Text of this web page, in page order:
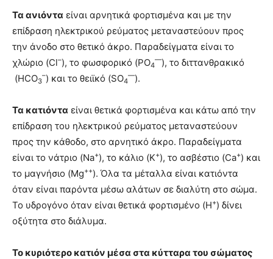
Τα ανιόντα είναι αρνητικά φορτισμένα και με την
επίδραση ηλεκτρικού ρεύματος μεταναστεύουν προς
την άνοδο στο θετικό άκρο. Παραδείγματα είναι το
χλώριο (Cl–), το φωσφορικό (PO4
—), το διττανθρακικό
(HCO3
–) και το θειϊκό (SO4
—).
Τα κατιόντα είναι θετικά φορτισμένα και κάτω από την
επίδραση του ηλεκτρικού ρεύματος μεταναστεύουν
προς την κάθοδο, στο αρνητικό άκρο. Παραδείγματα
είναι το νάτριο (Na+), το κάλιο (K+), το ασβέστιο (Ca+) και
το μαγνήσιο (Mg++). Όλα τα μέταλλα είναι κατιόντα
όταν είναι παρόντα μέσω αλάτων σε διαλύτη στο σώμα.
Το υδρογόνο όταν είναι θετικά φορτισμένο (H+) δίνει
οξύτητα στο διάλυμα.
Το κυριότερο κατιόν μέσα στα κύτταρα του σώματος